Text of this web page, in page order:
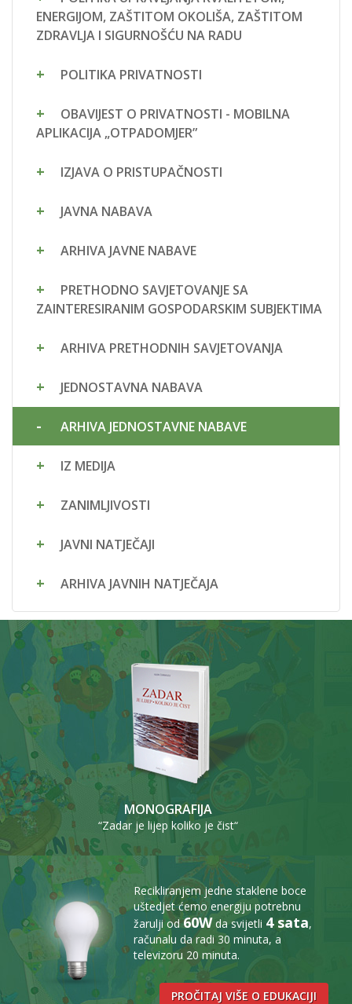
ENERGIJOM, ZAŠTITOM OKOLIŠA, ZAŠTITOM
ZDRAVLJA I SIGURNOŠĆU NA RADU
POLITIKA PRIVATNOSTI
OBAVIJEST O PRIVATNOSTI - MOBILNA
APLIKACIJA „OTPADOMJER”
IZJAVA O PRISTUPAČNOSTI
JAVNA NABAVA
ARHIVA JAVNE NABAVE
PRETHODNO SAVJETOVANJE SA
ZAINTERESIRANIM GOSPODARSKIM SUBJEKTIMA
ARHIVA PRETHODNIH SAVJETOVANJA
JEDNOSTAVNA NABAVA
ARHIVA JEDNOSTAVNE NABAVE
IZ MEDIJA
ZANIMLJIVOSTI
JAVNI NATJEČAJI
ARHIVA JAVNIH NATJEČAJA
MONOGRAFIJA
“Zadar je lijep koliko je čist“
Recikliranjem jedne staklene boce
uštedjet ćemo energiju potrebnu
žarulji od60Wda svijetli 4 sata,
računalu da radi 30 minuta, a
televizoru 20 minuta.
PROČITAJ VIŠE O EDUKACIJI